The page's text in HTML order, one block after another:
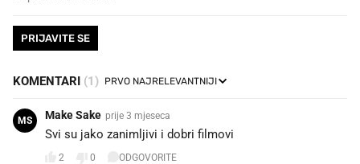
PRIJAVITE SE
KOMENTARI (1)
MS Make Sake prije 3 mjeseca
Svi su jako zanimljivi i dobri filmovi
2 0 ODGOVORITE